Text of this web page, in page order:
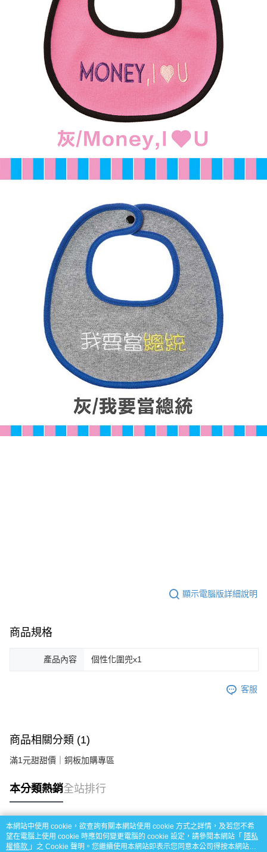
顯示電腦版詳細說明
商品規格
產品內容 個性化圍兜x1
客服
商品相關分類 (1)
滿1元甜甜價｜銅板加購專區
本分類熱銷全站排行
熱門標籤
本網站中使用 cookie，欲查詢有關本網站使用 cookie 方式之詳情，及若您不希
望在電腦上使用 cookie 時應如何變更電腦的 cookie 設定，請參閱本網站「 隱私
權條款 」之 Cookie 聲明。您繼續使用本網站即表示您同意本公司得按本網站使